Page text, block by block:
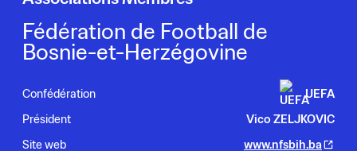
Fédération de Football de
Bosnie-et-Herzégovine
Confédération
UEFA
Président
Vico ZELJKOVIC
Site web
www.nfsbih.ba